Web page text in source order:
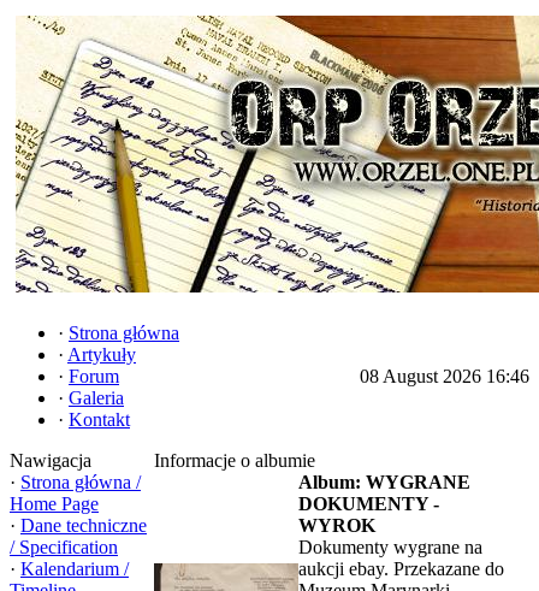
· Strona główna
· Artykuły
· Forum
· Galeria
· Kontakt
08 August 2026 16:46
Nawigacja
· Strona główna /
Home Page
· Dane techniczne
/ Specification
· Kalendarium /
Informacje o albumie
Album: WYGRANE
DOKUMENTY -
WYROK
Dokumenty wygrane na
aukcji ebay. Przekazane do